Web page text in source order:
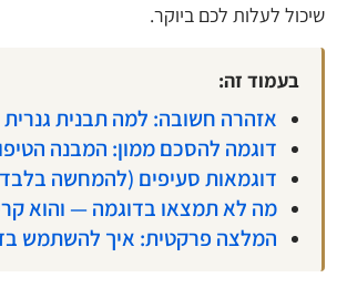
שיכול לעלות לכם ביוקר.
בעמוד זה:
אזהרה חשובה: למה תבנית גנרית
דוגמה להסכם ממון: המבנה
דוגמאות סעיפים (להמחשה
מה לא תמצאו בדוגמה — והוא
המלצה פרקטית: איך להשתמש